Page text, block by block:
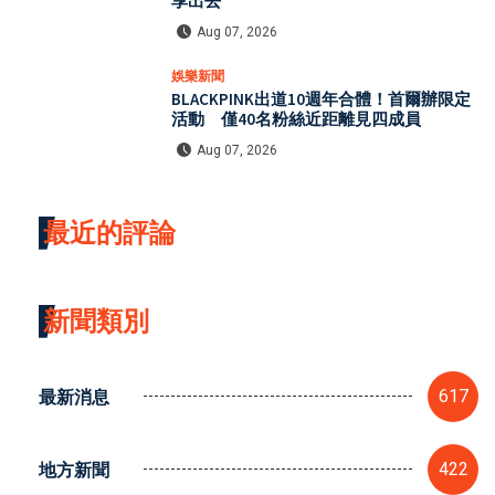
Aug 07, 2026
娛樂新聞
BLACKPINK出道10週年合體！首爾辦限定
活動 僅40名粉絲近距離見四成員
Aug 07, 2026
最近的評論
新聞類別
最新消息 617
地方新聞 422